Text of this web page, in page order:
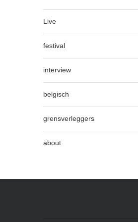
Live
festival
interview
belgisch
grensverleggers
about